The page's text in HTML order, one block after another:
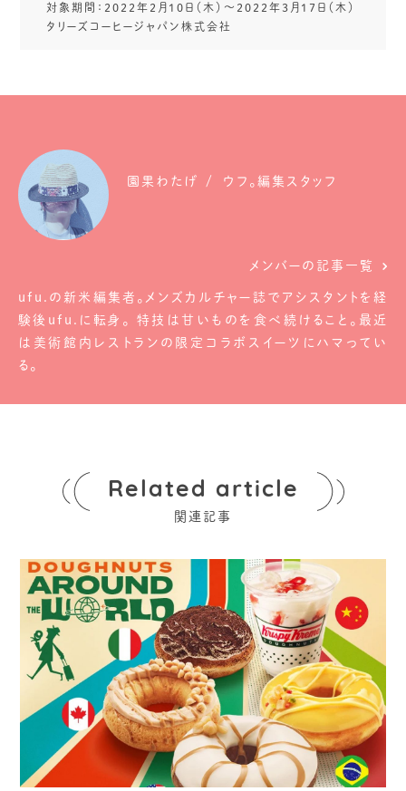
対象期間：2022年2月10日（木）～2022年3月17日（木）
タリーズコーヒージャパン株式会社
園果わたげ ウフ。編集スタッフ
メンバーの記事一覧
ufu.の新米編集者。メンズカルチャー誌でアシスタントを経
験後ufu.に転身。 特技は甘いものを食べ続けること。最近
は美術館内レストランの限定コラボスイーツにハマってい
る。
Related article
関連記事